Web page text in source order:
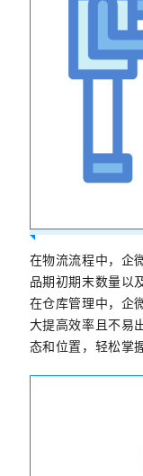
在物流流程中，企
品期初期末数量以
在仓库管理中，企
大提高效率且不易
态和位置，轻松掌